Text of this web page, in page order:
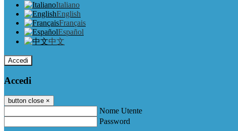
Italiano
English
Français
Español
中文
Accedi
Accedi
button close ×
Nome Utente
Password